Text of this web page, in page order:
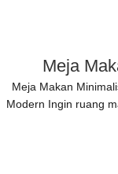
Meja
Meja Makan
Modern Ingin ruang